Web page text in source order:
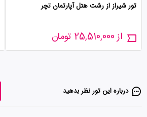
تور شیراز از رشت هتل آپارتمان تچر
از 25,510,000 تومان
درباره این تور‌ نظر بدهید